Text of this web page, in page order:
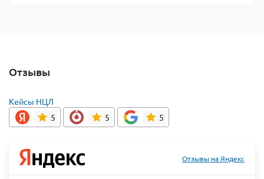
Отзывы
Кейсы НЦЛ
5
5 5
Отзывы на Яндекс